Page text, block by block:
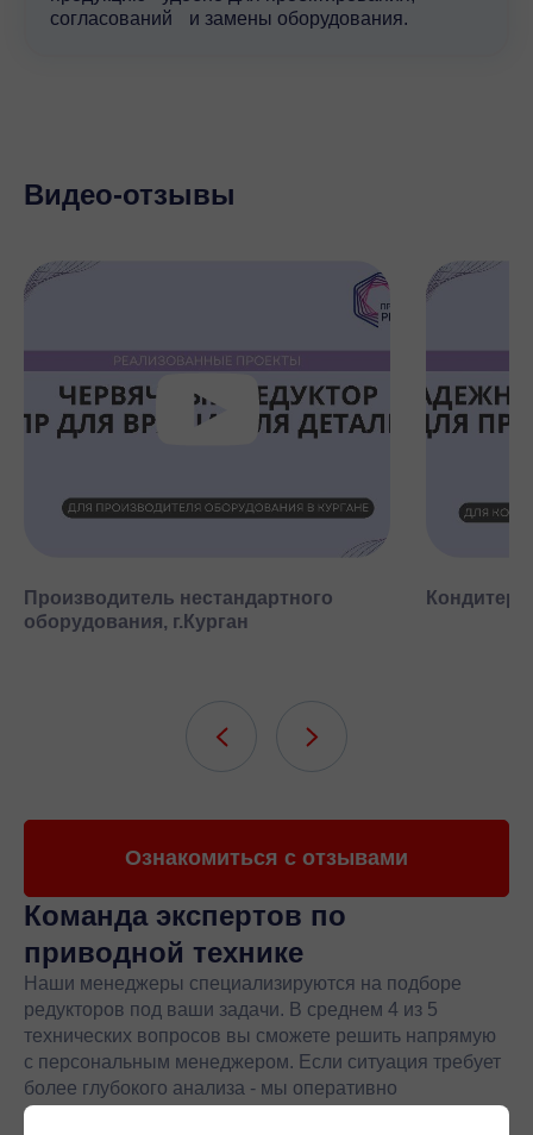
согласований и замены оборудования.
Видео-отзывы
Производитель нестандартного
оборудования, г.Курган
Ознакомиться с отзывами
Команда экспертов по
приводной технике
Наши менеджеры специализируются на подборе
редукторов под ваши задачи. В среднем 4 из 5
технических вопросов вы сможете решить напрямую
с персональным менеджером. Если ситуация требует
более глубокого анализа - мы оперативно
подключаем инженера.